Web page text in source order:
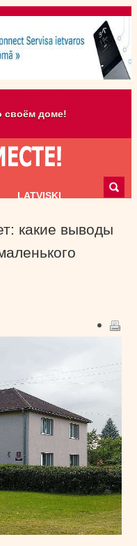
своём доме!
LATVISKI
to content
какие выводы